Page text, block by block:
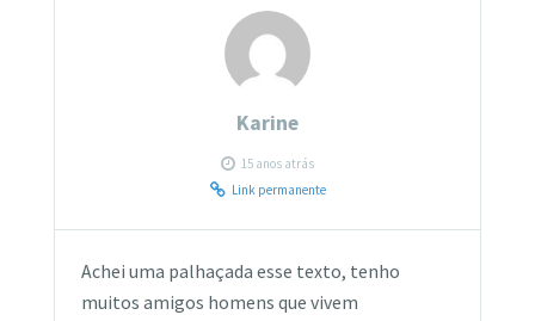
Karine
15 anos atrás
Link permanente
Achei uma palhaçada esse texto, tenho
muitos amigos homens que vivem